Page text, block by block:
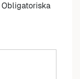
Obligatoriska